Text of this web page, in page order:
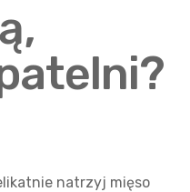
natrzyj mięso